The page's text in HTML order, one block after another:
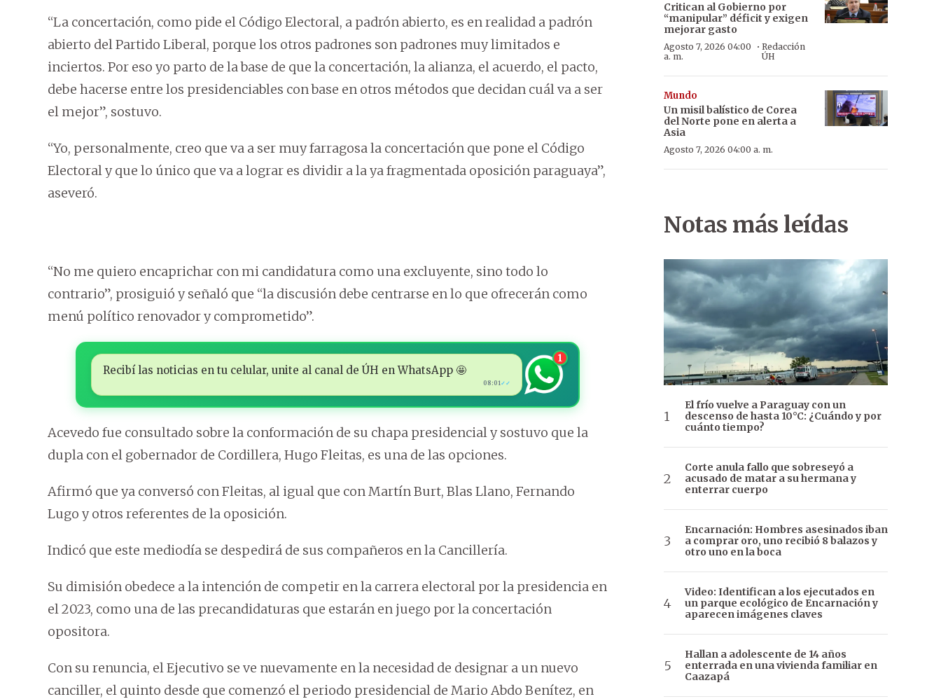
“La concertación, como pide el Código Electoral, a padrón abierto, es en realidad a padrón
abierto del Partido Liberal, porque los otros padrones son padrones muy limitados e
inciertos. Por eso yo parto de la base de que la concertación, la alianza, el acuerdo, el pacto,
debe hacerse entre los presidenciables con base en otros métodos que decidan cuál va a ser
el mejor”, sostuvo.
“Yo, personalmente, creo que va a ser muy farragosa la concertación que pone el Código
Electoral y que lo único que va a lograr es dividir a la ya fragmentada oposición paraguaya”,
aseveró.
“No me quiero encaprichar con mi candidatura como una excluyente, sino todo lo
contrario”, prosiguió y señaló que “la discusión debe centrarse en lo que ofrecerán como
menú político renovador y comprometido”.
Recibí las noticias en tu celular, unite al canal de ÚH en WhatsApp 🤩
08:01✓✓
1
Acevedo fue consultado sobre la conformación de su chapa presidencial y sostuvo que la
dupla con el gobernador de Cordillera, Hugo Fleitas, es una de las opciones.
Afirmó que ya conversó con Fleitas, al igual que con Martín Burt, Blas Llano, Fernando
Lugo y otros referentes de la oposición.
Indicó que este mediodía se despedirá de sus compañeros en la Cancillería.
Su dimisión obedece a la intención de competir en la carrera electoral por la presidencia en
el 2023, como una de las precandidaturas que estarán en juego por la concertación
opositora.
Con su renuncia, el Ejecutivo se ve nuevamente en la necesidad de designar a un nuevo
canciller, el quinto desde que comenzó el periodo presidencial de Mario Abdo Benítez, en
Critican al Gobierno por
“manipular” déficit y exigen
mejorar gasto
Agosto 7, 2026 04:00
a. m.
· Redacción
ÚH
Mundo
Un misil balístico de Corea
del Norte pone en alerta a
Asia
Agosto 7, 2026 04:00 a. m.
Notas más leídas
El frío vuelve a Paraguay con un
descenso de hasta 10°C: ¿Cuándo y por
cuánto tiempo?
Corte anula fallo que sobreseyó a
acusado de matar a su hermana y
enterrar cuerpo
Encarnación: Hombres asesinados iban
a comprar oro, uno recibió 8 balazos y
otro uno en la boca
Video: Identifican a los ejecutados en
un parque ecológico de Encarnación y
aparecen imágenes claves
Hallan a adolescente de 14 años
enterrada en una vivienda familiar en
Caazapá